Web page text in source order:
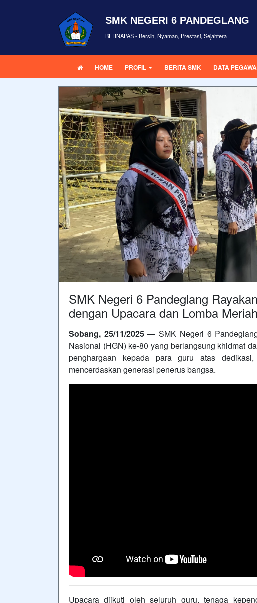
SMK NEGERI 6 PANDEGLANG
BERNAPAS - Bersih, Nyaman, Prestasi, Sejahtera
HOME PROFIL BERITA SMK DATA
SMK Negeri 6 Pandeglang
dengan Upacara dan Lomba Meriah
Sobang, 25/11/2025— SMK Negeri 6
Nasional (HGN) ke-80 yang berlangsung khidmat
penghargaan kepada para guru atas
mencerdaskan generasi penerus bangsa.
Upacara diikuti oleh seluruh guru, tenaga